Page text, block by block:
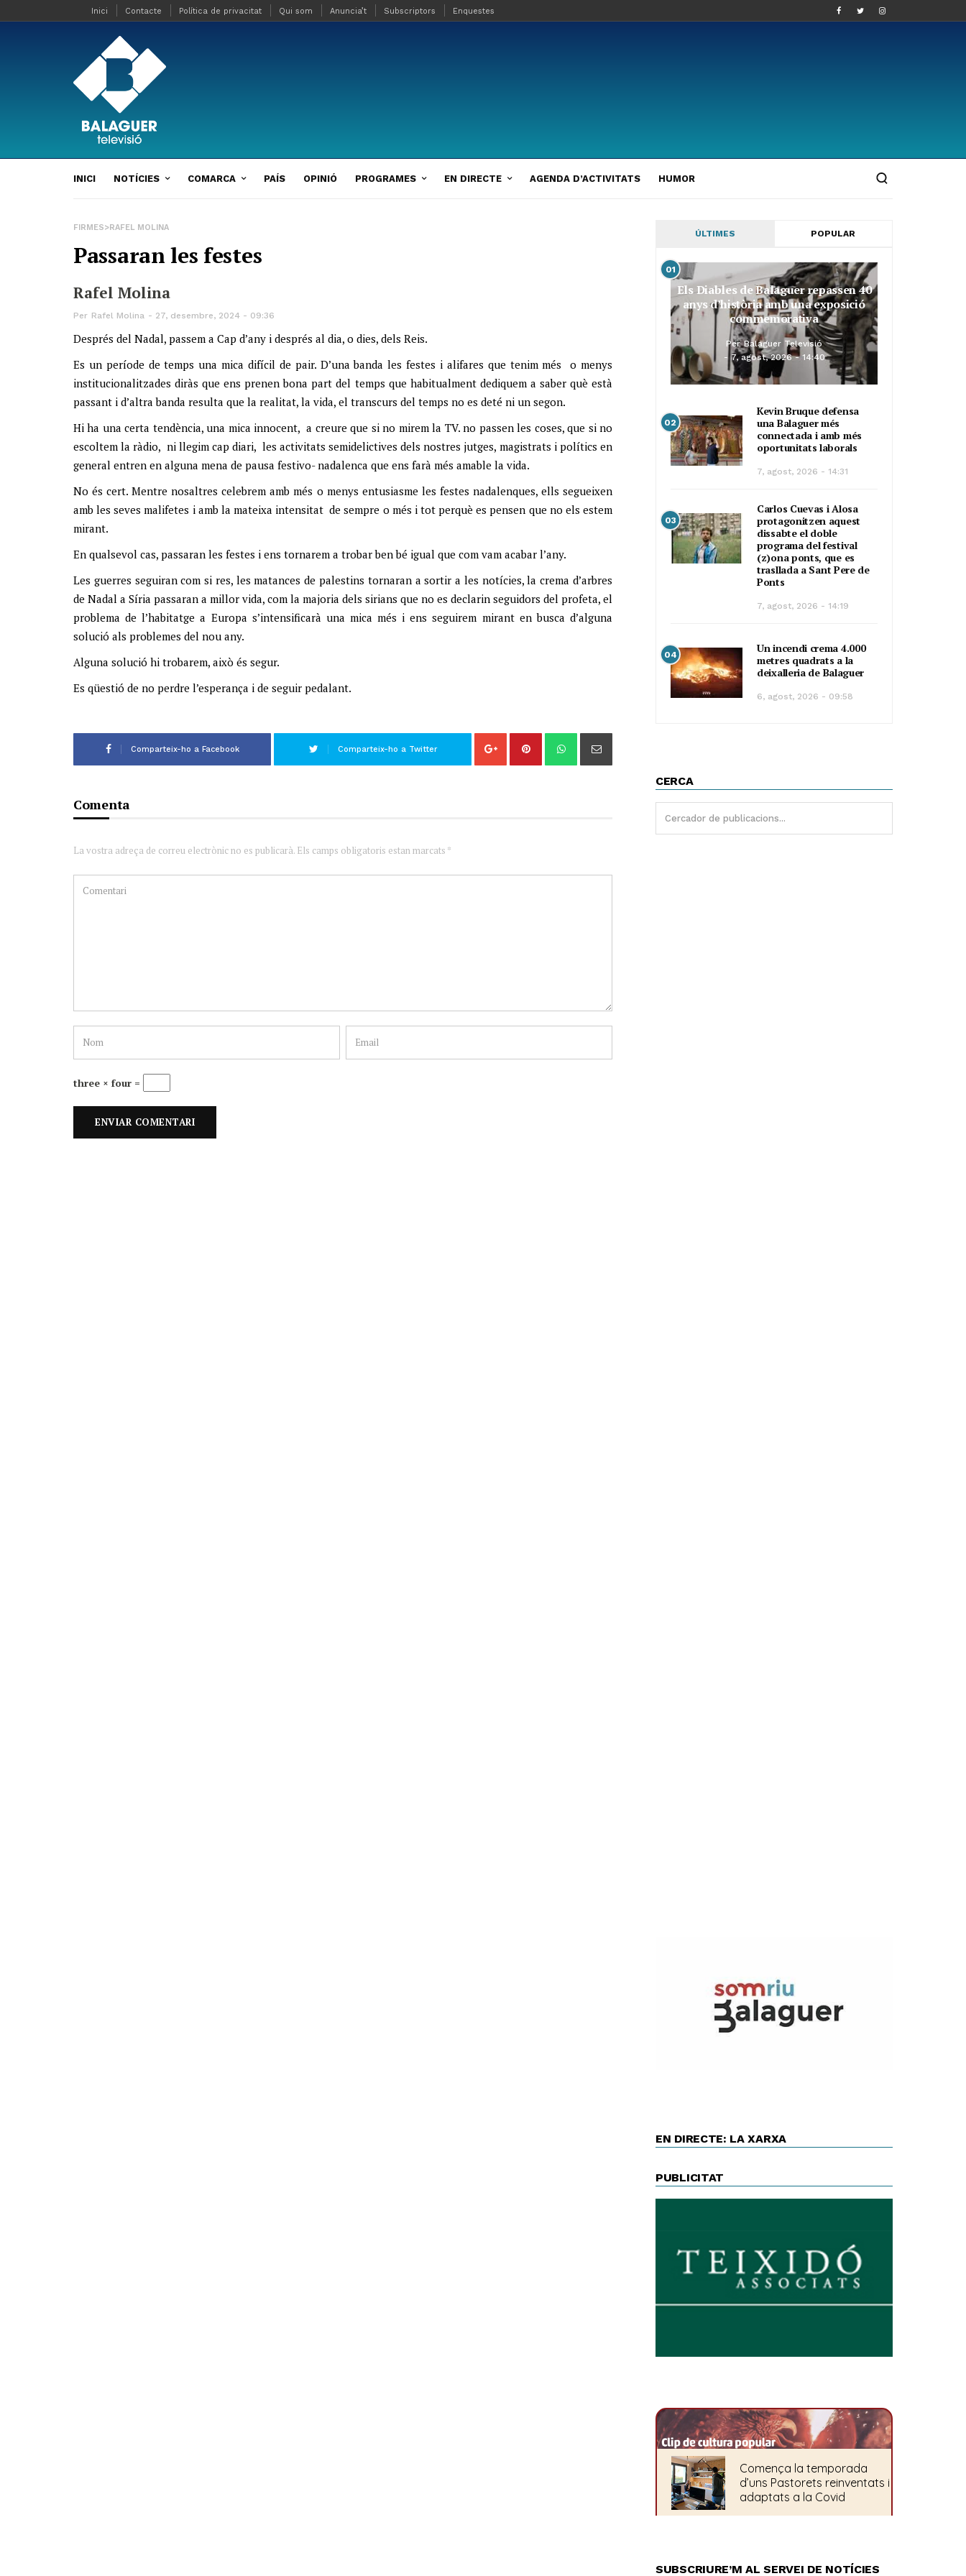
Inici Contacte Política de privacitat Qui som Anuncia’t Subscriptors Enquestes
INICI NOTÍCIES COMARCA PAÍS OPINIÓ PROGRAMES EN DIRECTE AGENDA D’ACTIVITATS HUMOR
FIRMES>RAFEL MOLINA
Passaran les festes
Rafel Molina
Per Rafel Molina 27, desembre, 2024 - 09:36
Després del Nadal, passem a Cap d’any i després al dia, o dies, dels Reis.
Es un període de temps una mica difícil de pair. D’una banda les festes i alifares que tenim més o menys
institucionalitzades diràs que ens prenen bona part del temps que habitualment dediquem a saber què està
passant i d’altra banda resulta que la realitat, la vida, el transcurs del temps no es deté ni un segon.
Hi ha una certa tendència, una mica innocent, a creure que si no mirem la TV. no passen les coses, que si no
escoltem la ràdio, ni llegim cap diari, les activitats semidelictives dels nostres jutges, magistrats i polítics en
general entren en alguna mena de pausa festivo- nadalenca que ens farà més amable la vida.
No és cert. Mentre nosaltres celebrem amb més o menys entusiasme les festes nadalenques, ells segueixen
amb les seves malifetes i amb la mateixa intensitat de sempre o més i tot perquè es pensen que no els estem
mirant.
En qualsevol cas, passaran les festes i ens tornarem a trobar ben bé igual que com vam acabar l’any.
Les guerres seguiran com si res, les matances de palestins tornaran a sortir a les notícies, la crema d’arbres
de Nadal a Síria passaran a millor vida, com la majoria dels sirians que no es declarin seguidors del profeta, el
problema de l’habitatge a Europa s’intensificarà una mica més i ens seguirem mirant en busca d’alguna
solució als problemes del nou any.
Alguna solució hi trobarem, això és segur.
Es qüestió de no perdre l’esperança i de seguir pedalant.
Comparteix-ho a Facebook Comparteix-ho a Twitter
Comenta
La vostra adreça de correu electrònic no es publicarà. Els camps obligatoris estan marcats *
three × four =
ÚLTIMES POPULAR
01
Els Diables de Balaguer repassen 40
anys d’història amb una exposició
commemorativa
Per Balaguer Televisió
7, agost, 2026 - 14:40
02
Kevin Bruque defensa
una Balaguer més
connectada i amb més
oportunitats laborals
7, agost, 2026 - 14:31
03
Carlos Cuevas i Alosa
protagonitzen aquest
dissabte el doble
programa del festival
(z)ona ponts, que es
trasllada a Sant Pere de
Ponts
7, agost, 2026 - 14:19
04
Un incendi crema 4.000
metres quadrats a la
deixalleria de Balaguer
6, agost, 2026 - 09:58
CERCA
EN DIRECTE: LA XARXA
PUBLICITAT
SUBSCRIURE’M AL SERVEI DE NOTÍCIES